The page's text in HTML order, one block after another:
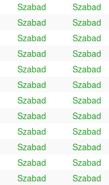
Szabad
Szabad
Szabad
Szabad
Szabad
Szabad
Szabad
Szabad
Szabad
Szabad
Szabad
Szabad
Szabad
Szabad
Szabad
Szabad
Szabad
Szabad
Szabad
Szabad
Szabad
Szabad
Szabad
Szabad